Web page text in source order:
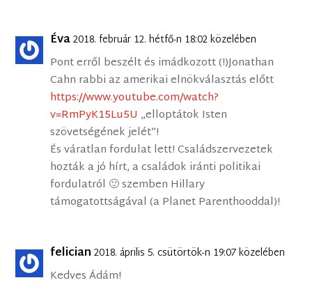
Éva2018. február 12. hétfő-n 18:02 közelében
Pont erről beszélt és imádkozott (!)Jonathan
Cahn rabbi az amerikai elnökválasztás előtt
https://www.youtube.com/watch?
v=RmPyK15Lu5U „elloptátok Isten
szövetségének jelét”!
És váratlan fordulat lett! Családszervezetek
hozták a jó hírt, a családok iránti politikai
fordulatról 🙂 szemben Hillary
támogatottságával (a Planet Parenthooddal)!
felician 2018. április 5. csütörtök-n 19:07 közelében
Kedves Ádám!